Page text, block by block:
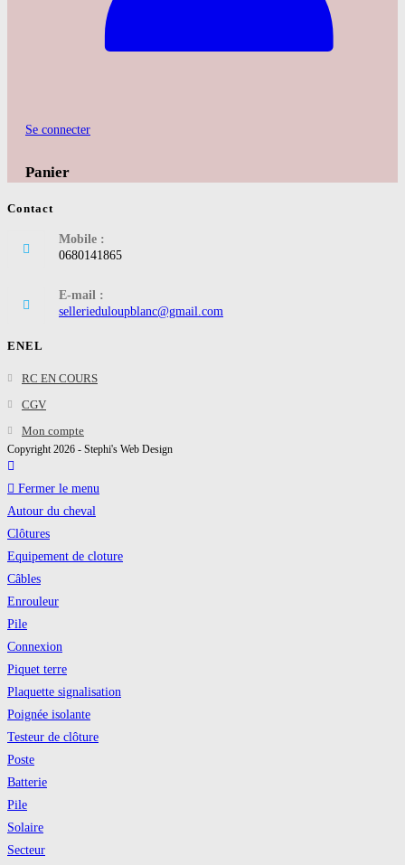
Se connecter
Panier
Contact
Mobile :
0680141865
E-mail :
sellerieduloupblanc@gmail.com
ENEL
RC EN COURSS’ouvre
nouvel
CGVS’ouvre
dans
un
onglet
Mon compteS’ouvre
dans
nouvel
onglet
Copyright 2026 - Stephi's Web Design
Fermer le menu
Autour du cheval
Clôtures
Equipement de cloture
Câbles
Enrouleur
Pile
Connexion
Piquet terre
Plaquette signalisation
Poignée isolante
Testeur de clôture
Poste
Batterie
Pile
Solaire
Secteur